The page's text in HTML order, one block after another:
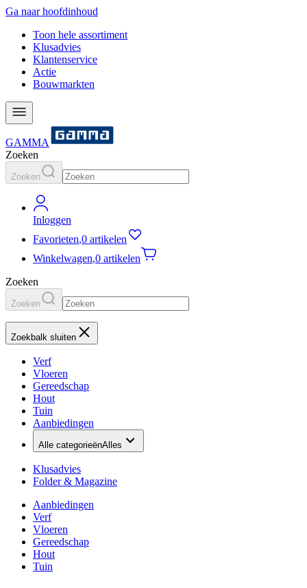
Ga naar hoofdinhoud
Toon hele assortiment
Klusadvies
Klantenservice
Actie
Bouwmarkten
GAMMA
Zoeken
Zoeken
Inloggen
Favorieten,0 artikelen
Winkelwagen,0 artikelen
Zoeken
Zoeken
Zoekbalk sluiten
Verf
Vloeren
Gereedschap
Hout
Tuin
Aanbiedingen
Alle categorieënAlles
Klusadvies
Folder & Magazine
Aanbiedingen
Verf
Vloeren
Gereedschap
Hout
Tuin